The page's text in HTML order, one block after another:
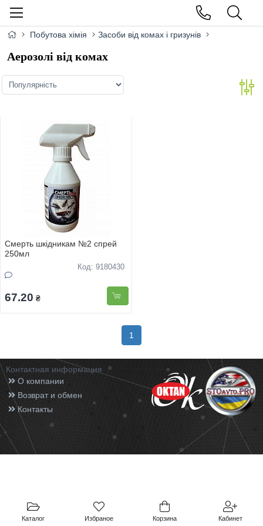
Каталог Избраное Корзина Кабинет
Побутова хімія Засоби від комах і гризунів
Аерозолі від комах
Смерть шкідникам №2 спрей
250мл
Код: 9180430
67.20 ₴
1
Контактная информация
О компании
Возврат и обмен
Контакты